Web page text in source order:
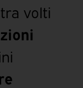
tra volti